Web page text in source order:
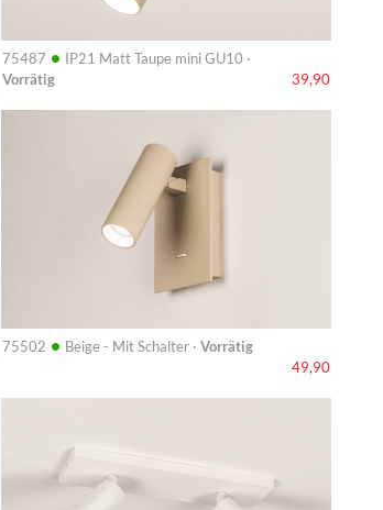
75487 • IP21 Matt Taupe mini GU10 ·
Vorrätig
39,90
75502 • Beige - Mit Schalter · Vorrätig
49,90
Info
Info